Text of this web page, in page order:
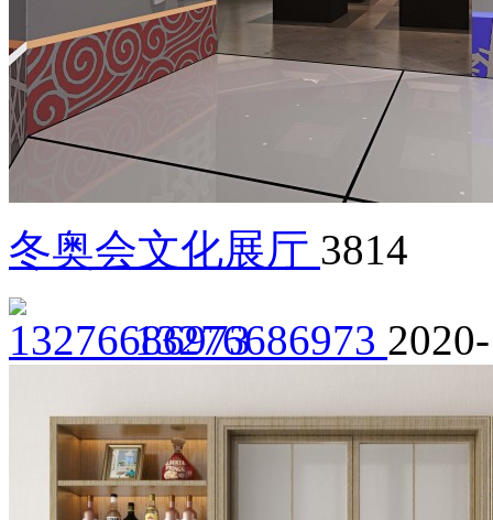
冬奥会文化展厅 3814
13276686973